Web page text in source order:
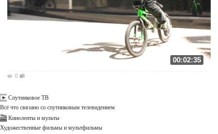
00:02:35
0
Спутниковое ТВ
Всё что связано со спутниковым телевидением
Киноленты и мульты
Художественные фильмы и мультфильмы